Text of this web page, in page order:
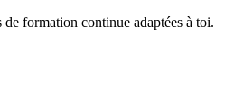
formation continue adaptées à toi.